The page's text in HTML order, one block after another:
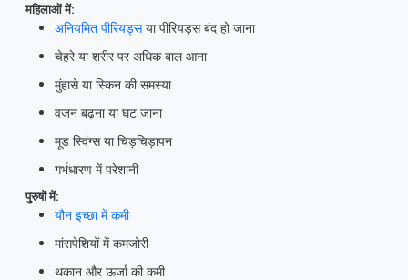
महिलाओं में:
अनियमित पीरियड्सया पीरियड्स बंद हो जाना
चेहरे या शरीर पर अधिक बाल आना
मुंहासे या स्किन की समस्या
वजन बढ़ना या घट जाना
मूड स्विंग्स या चिड़चिड़ापन
गर्भधारण में परेशानी
पुरुषों में:
यौन इच्छा में कमी
मांसपेशियों में कमजोरी
थकान और ऊर्जा की कमी